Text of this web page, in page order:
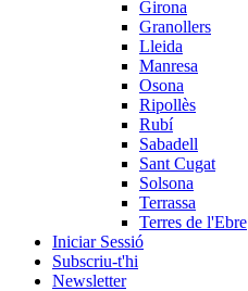
Girona
Granollers
Lleida
Manresa
Osona
Ripollès
Rubí
Sabadell
Sant Cugat
Solsona
Terrassa
Terres de l'Ebre
Iniciar Sessió
Subscriu-t'hi
Newsletter